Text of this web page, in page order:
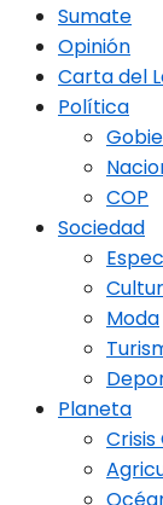
Sumate
Opinión
Carta del
Política
COP
Sociedad
Moda
Planeta